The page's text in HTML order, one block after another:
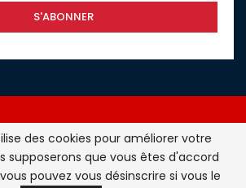
de l'actualité de la France et du
Droits Réservés - Atlasinfo- 2026
des cookies pour améliorer votre
supposerons que vous êtes d'accord
pouvez vous désinscrire si vous le